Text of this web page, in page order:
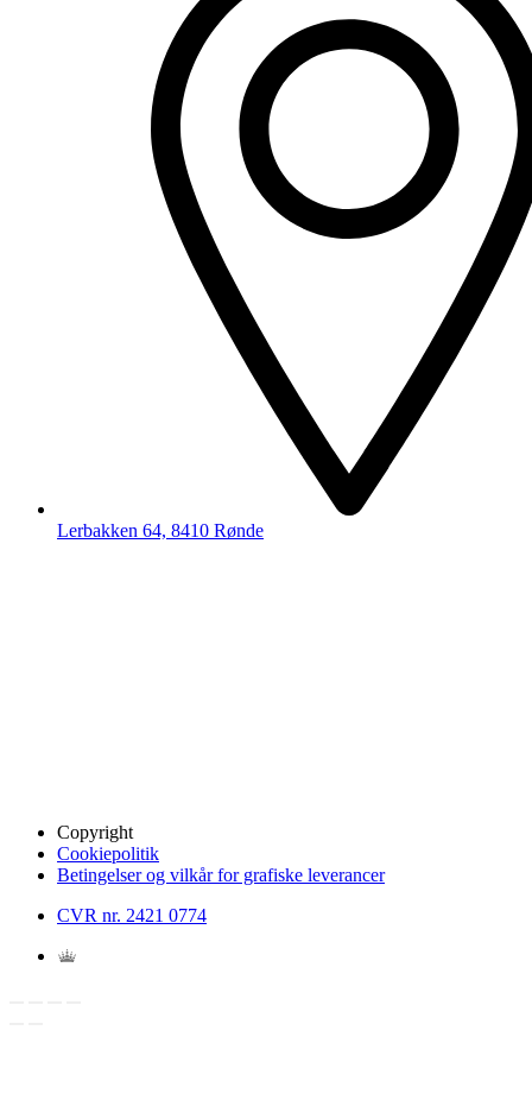
Lerbakken 64, 8410 Rønde
Copyright
Cookiepolitik
Betingelser og vilkår for grafiske leverancer
CVR nr. 2421 0774